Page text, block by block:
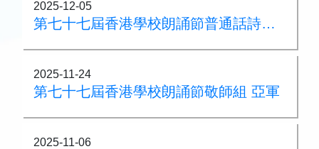
2025-12-05
第七十七屆香港學校朗誦節普通話詩詞集誦 季軍
2025-11-24
第七十七屆香港學校朗誦節敬師組 亞軍
2025-11-06